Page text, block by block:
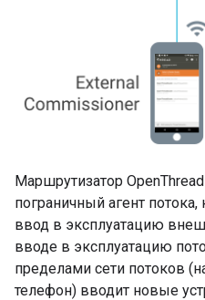
Маршрутизатор
пограничный агент
ввод в эксплуатацию
вводе в эксплуатацию
пределами сети потоков
телефон) вводит новые